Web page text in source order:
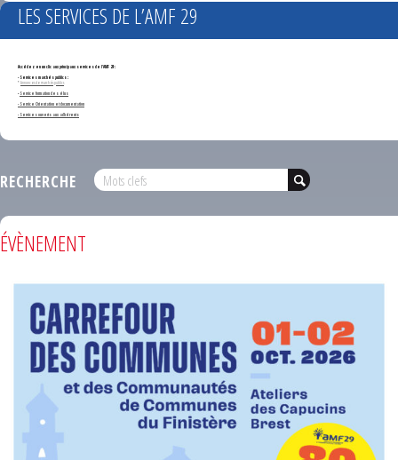
LES SERVICES DE L’AMF 29
Accédez en un clic aux principaux services de l'AMF 29 :
- Services marchés publics :
*Annonces de marchés publics
-Service formation des élus
- Service Orientation et documentation
- Services ouverts aux adhérents
RECHERCHE
ÉVÈNEMENT